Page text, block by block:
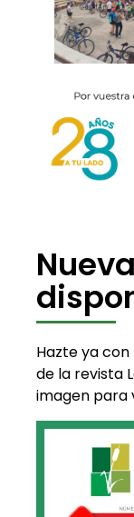
Hazte ya
de la revista
imagen para